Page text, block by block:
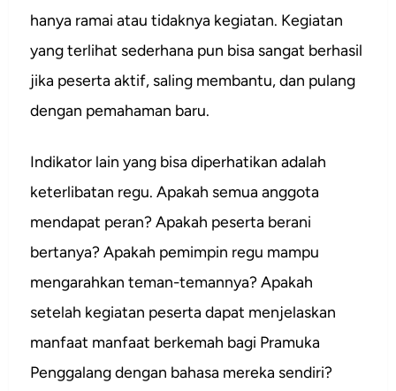
hanya ramai atau tidaknya kegiatan. Kegiatan
yang terlihat sederhana pun bisa sangat berhasil
jika peserta aktif, saling membantu, dan pulang
dengan pemahaman baru.
Indikator lain yang bisa diperhatikan adalah
keterlibatan regu. Apakah semua anggota
mendapat peran? Apakah peserta berani
bertanya? Apakah pemimpin regu mampu
mengarahkan teman-temannya? Apakah
setelah kegiatan peserta dapat menjelaskan
manfaat manfaat berkemah bagi Pramuka
Penggalang dengan bahasa mereka sendiri?